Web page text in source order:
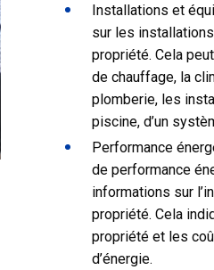
Installations et
sur les
propriété. Cela
de chauffage, la
plomberie, les
piscine, d’un
Performance
de performance
informations sur
propriété. Cela
propriété et les
d’énergie.